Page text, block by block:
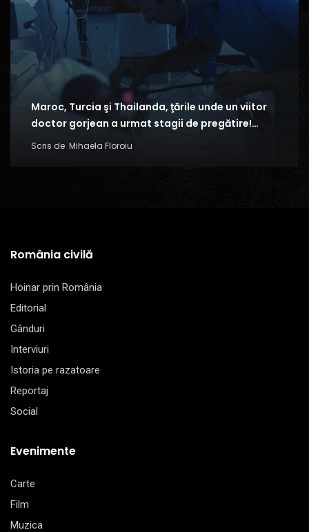
Maroc, Turcia şi Thailanda, ţările unde un viitor
doctor gorjean a urmat stagii de pregătire!…
Scris de Mihaela Floroiu
România civilă
Hoinar prin România
Editorial
Gânduri
Interviuri
Istoria pe razatoare
Reportaj
Social
Evenimente
Carte
Film
Muzica